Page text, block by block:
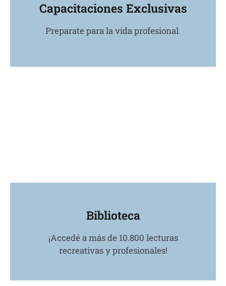
Capacitaciones Exclusivas
Preparate para la vida profesional.
Biblioteca
¡Accedé a más de 10.800 lecturas
recreativas y profesionales!